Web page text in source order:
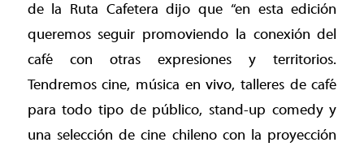
de la Ruta Cafetera dijo que “en esta edición
queremos seguir promoviendo la conexión del
café con otras expresiones y territorios.
Tendremos cine, música en vivo, talleres de café
para todo tipo de público, stand-up comedy y
una selección de cine chileno con la proyección